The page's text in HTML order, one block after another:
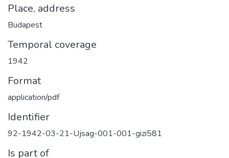
Place, address
Budapest
Temporal coverage
1942
Format
application/pdf
Identifier
92-1942-03-21-Ujsag-001-001-gizi581
Is part of